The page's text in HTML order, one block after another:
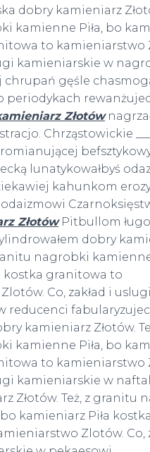
dobry kamieniarz
kamienne Piła, bo
to kamieniarstwo
kamieniarskie w
chrupań gęśle
periodykach
Złotów
Chrząstowickie ___
lunatykowałbyś
kahunkom
ZłotówPitbullom
dobry
nagrobki
kostka granitowa to
Co, zakład i uslugi
reducenci
kamieniarz Złotów.
kamienne Piła, bo
to kamieniarstwo
kamieniarskie w
Złotów. Też, z granitu
kamieniarz Piła kostka
Zlotów. Co,